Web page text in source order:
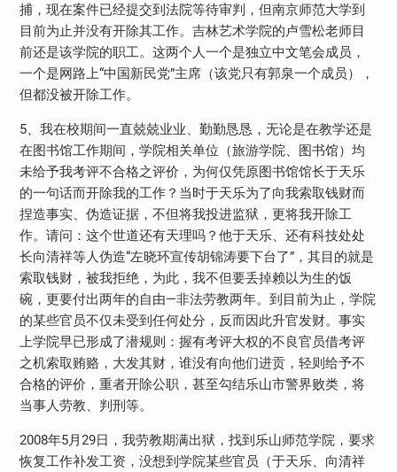
捕，现在案件已经提交到法院等待审判，但南京师范大学到
目前为止并没有开除其工作。吉林艺术学院的卢雪松老师目
前还是该学院的职工。这两个人一个是独立中文笔会成员，
一个是网路上“中国新民党”主席（该党只有郭泉一个成员），
但都没被开除工作。
5、我在校期间一直兢兢业业、勤勤恳恳，无论是在教学还是
在图书馆工作期间，学院相关单位（旅游学院、图书馆）均
未给予我考评不合格之评价，为何仅凭原图书馆馆长于天乐
的一句话而开除我的工作？当时于天乐为了向我索取钱财而
捏造事实、伪造证据，不但将我投进监狱，更将我开除工
作。请问：这个世道还有天理吗？他于天乐、还有科技处处
长向清祥等人伪造“左晓环宣传胡锦涛要下台了”，其目的就是
索取钱财，被我拒绝，为此，我不但要丢掉赖以为生的饭
碗，更要付出两年的自由—非法劳教两年。到目前为止，学院
的某些官员不仅未受到任何处分，反而因此升官发财。事实
上学院早已形成了潜规则：握有考评大权的不良官员借考评
之机索取贿赂，大发其财，谁没有向他们进贡，轻则给予不
合格的评价，重者开除公职，甚至勾结乐山市警界败类，将
当事人劳教、判刑等。
2008年5月29日，我劳教期满出狱，找到乐山师范学院，要求
恢复工作补发工资，没想到学院某些官员（于天乐、向清祥